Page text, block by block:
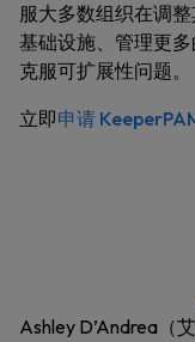
服大多数组织在调
基础设施、管理更
克服可扩展性问题。
立即申请
Ashley D’Andrea（